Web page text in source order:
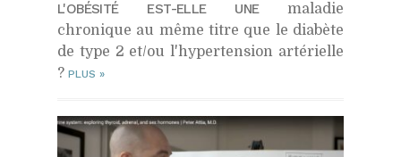
L'OBÉSITÉ EST-ELLE UNEmaladie
chronique au même titre que le diabète
de type 2 et/ou l'hypertension artérielle
? PLUS »